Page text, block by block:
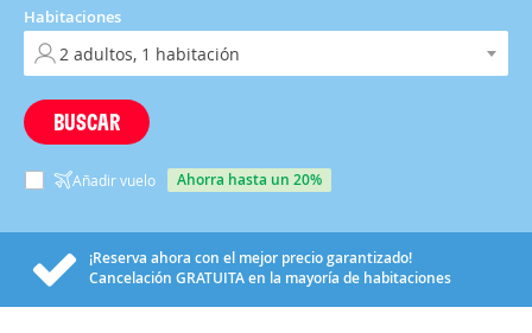
Habitaciones
BUSCAR
Añadir vuelo ahorra hasta un 20%
¡Reserva ahora con el mejor precio garantizado!
Cancelación GRATUITAen la mayoría de habitaciones